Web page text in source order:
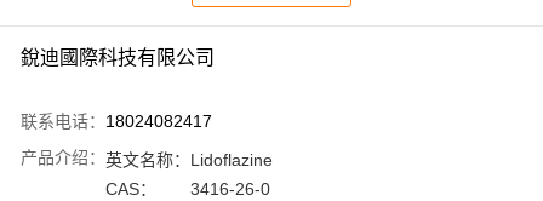
銳迪國際科技有限公司
联系电话： 18024082417
产品介绍： 英文名称： Lidoflazine
CAS：
3416-26-0